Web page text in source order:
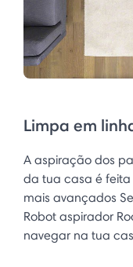
Limpa em
A aspiração dos
da tua casa é feita
mais avançados
Robot aspirador
navegar na tua